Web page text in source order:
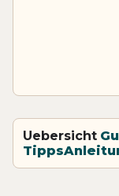
Uebersicht
Tipps